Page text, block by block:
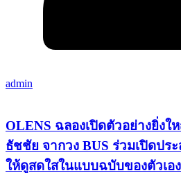
admin
OLENS ฉลองเปิดตัวอย่างยิ่ง
ธัชชัย จากวง BUS ร่วมเปิดปร
ให้ดูสดใสในแบบฉบับของตัวเอง